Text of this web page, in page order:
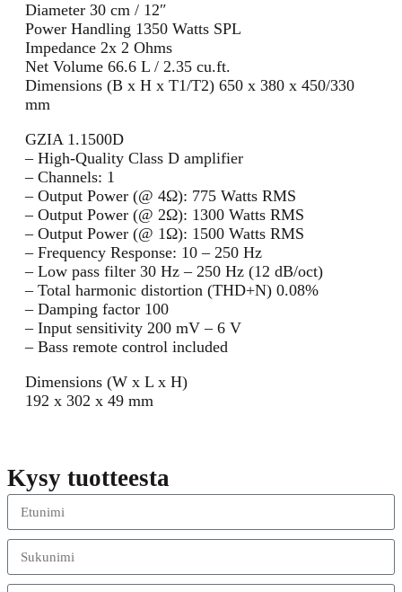
Diameter 30 cm / 12″
Power Handling 1350 Watts SPL
Impedance 2x 2 Ohms
Net Volume 66.6 L / 2.35 cu.ft.
Dimensions (B x H x T1/T2) 650 x 380 x 450/330
mm
GZIA 1.1500D
– High-Quality Class D amplifier
– Channels: 1
– Output Power (@ 4Ω): 775 Watts RMS
– Output Power (@ 2Ω): 1300 Watts RMS
– Output Power (@ 1Ω): 1500 Watts RMS
– Frequency Response: 10 – 250 Hz
– Low pass filter 30 Hz – 250 Hz (12 dB/oct)
– Total harmonic distortion (THD+N) 0.08%
– Damping factor 100
– Input sensitivity 200 mV – 6 V
– Bass remote control included
Dimensions (W x L x H)
192 x 302 x 49 mm
Kysy tuotteesta